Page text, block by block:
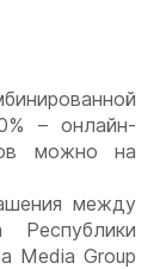
– онлайн-
можно на
между
Республики
Media Group